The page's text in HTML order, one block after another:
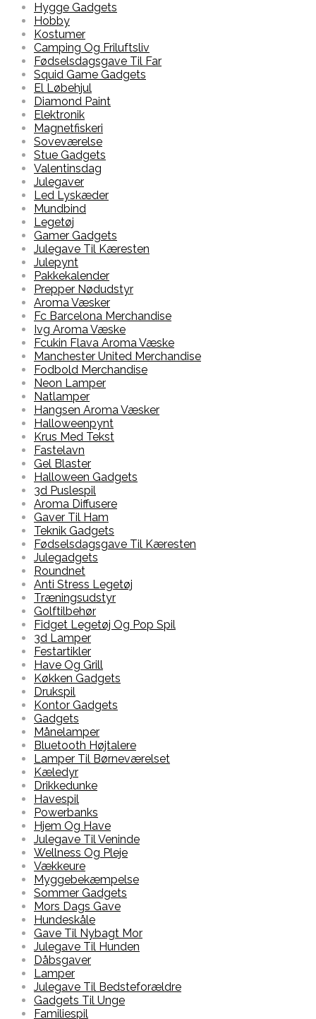
Hygge Gadgets
Hobby
Kostumer
Camping Og Friluftsliv
Fødselsdagsgave Til Far
Squid Game Gadgets
El Løbehjul
Diamond Paint
Elektronik
Magnetfiskeri
Soveværelse
Stue Gadgets
Valentinsdag
Julegaver
Led Lyskæder
Mundbind
Legetøj
Gamer Gadgets
Julegave Til Kæresten
Julepynt
Pakkekalender
Prepper Nødudstyr
Aroma Væsker
Fc Barcelona Merchandise
Ivg Aroma Væske
Fcukin Flava Aroma Væske
Manchester United Merchandise
Fodbold Merchandise
Neon Lamper
Natlamper
Hangsen Aroma Væsker
Halloweenpynt
Krus Med Tekst
Fastelavn
Gel Blaster
Halloween Gadgets
3d Puslespil
Aroma Diffusere
Gaver Til Ham
Teknik Gadgets
Fødselsdagsgave Til Kæresten
Julegadgets
Roundnet
Anti Stress Legetøj
Træningsudstyr
Golftilbehør
Fidget Legetøj Og Pop Spil
3d Lamper
Festartikler
Have Og Grill
Køkken Gadgets
Drukspil
Kontor Gadgets
Gadgets
Månelamper
Bluetooth Højtalere
Lamper Til Børneværelset
Kæledyr
Drikkedunke
Havespil
Powerbanks
Hjem Og Have
Julegave Til Veninde
Wellness Og Pleje
Vækkeure
Myggebekæmpelse
Sommer Gadgets
Mors Dags Gave
Hundeskåle
Gave Til Nybagt Mor
Julegave Til Hunden
Dåbsgaver
Lamper
Julegave Til Bedsteforældre
Gadgets Til Unge
Familiespil